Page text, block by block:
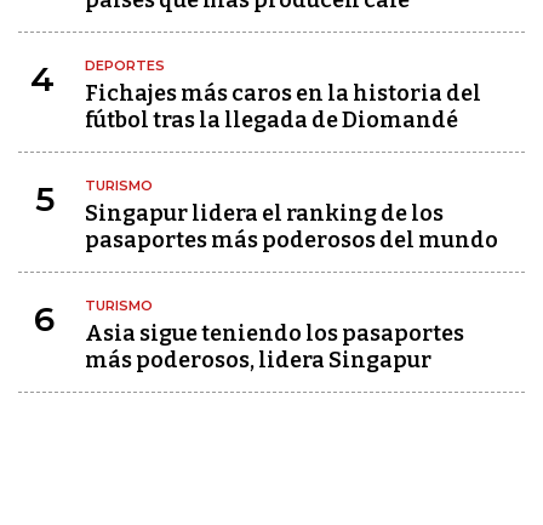
4 DEPORTES
Fichajes más caros en la historia del
fútbol tras la llegada de Diomandé
5 TURISMO
Singapur lidera el ranking de los
pasaportes más poderosos del mundo
6 TURISMO
Asia sigue teniendo los pasaportes
más poderosos, lidera Singapur